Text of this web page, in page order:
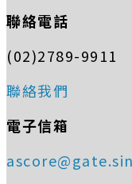
聯絡電話
(02)2789-9911
聯絡我們
電子信箱